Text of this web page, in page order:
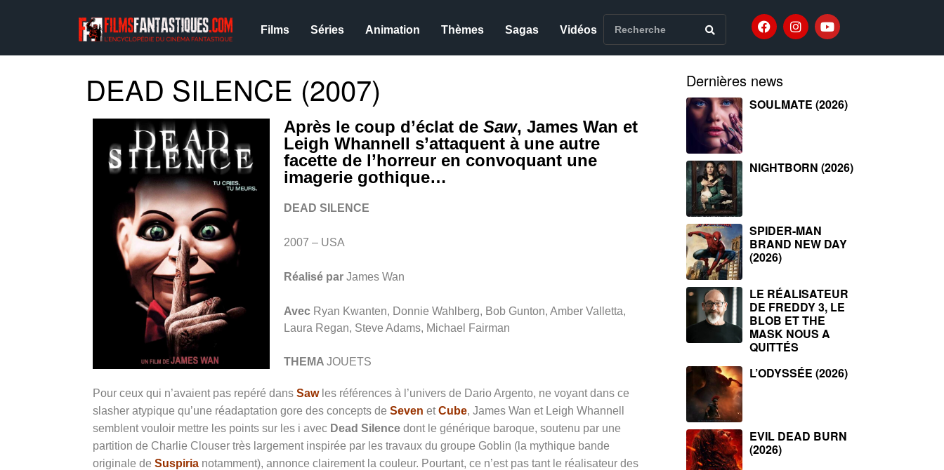
Films Séries Animation Thèmes Sagas Vidéos
DEAD SILENCE (2007)
Après le coup d’éclat de Saw, James Wan et
Leigh Whannell s’attaquent à une autre
facette de l’horreur en convoquant une
imagerie gothique…
DEAD SILENCE
2007 – USA
Réalisé par James Wan
Avec Ryan Kwanten, Donnie Wahlberg, Bob Gunton, Amber Valletta,
Laura Regan, Steve Adams, Michael Fairman
THEMA JOUETS
Pour ceux qui n’avaient pas repéré dans Sawles références à l’univers de Dario Argento, ne voyant dans ce
slasher atypique qu’une réadaptation gore des concepts de Seven etCube, James Wan et Leigh Whannell
semblent vouloir mettre les points sur les i avec Dead Silence dont le générique baroque, soutenu par une
partition de Charlie Clouser très largement inspirée par les travaux du groupe Goblin (la mythique bande
originale de Suspiria notamment), annonce clairement la couleur. Pourtant, ce n’est pas tant le réalisateur des
Dernières news
SOULMATE (2026)
NIGHTBORN (2026)
SPIDER-MAN
BRAND NEW DAY
(2026)
LE RÉALISATEUR
DE FREDDY 3, LE
BLOB ET THE
MASK NOUS A
QUITTÉS
L’ODYSSÉE (2026)
EVIL DEAD BURN
(2026)